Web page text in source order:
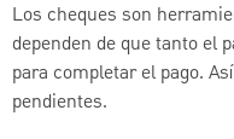
Los cheques son
dependen de que tanto el
para completar el pago.
pendientes.